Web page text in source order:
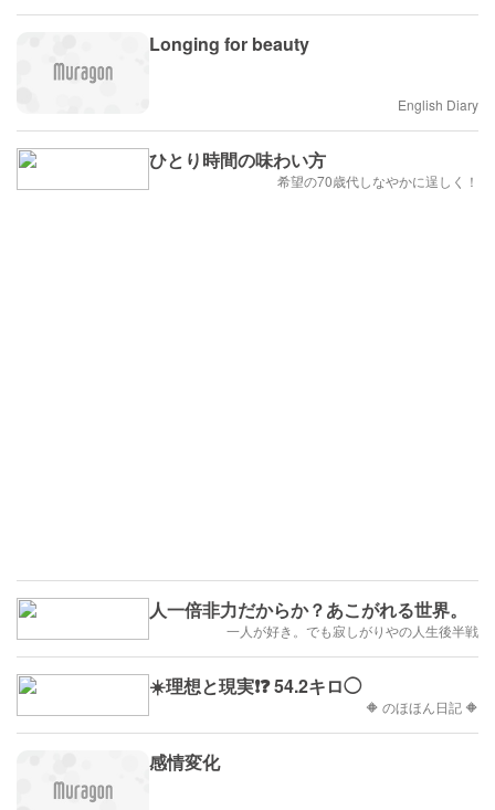
Longing for beauty
English Diary
ひとり時間の味わい方
希望の70歳代しなやかに逞しく！
人一倍非力だからか？あこがれる世界。
一人が好き。でも寂しがりやの人生後半戦
☀️理想と現実❗❓ 54.2キロ◯
🔶 のほほん日記 🔶
感情変化